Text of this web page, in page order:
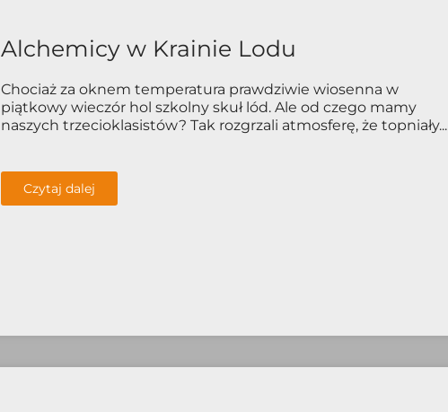
Alchemicy w Krainie Lodu
Chociaż za oknem temperatura prawdziwie wiosenna w
piątkowy wieczór hol szkolny skuł lód. Ale od czego mamy
naszych trzecioklasistów? Tak rozgrzali atmosferę, że topniały...
Czytaj dalej